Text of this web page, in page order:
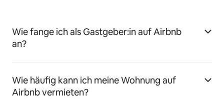
Wie fange ich als Gastgeber:in auf Airbnb
an?
Wie häufig kann ich meine Wohnung auf
Airbnb vermieten?